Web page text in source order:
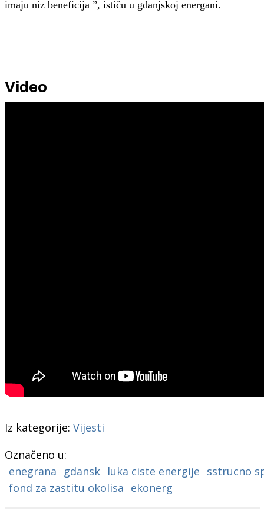
imaju niz beneficija ”, ističu u gdanjskoj energani.
Video
Iz kategorije: Vijesti
Označeno u:
enegrana
gdansk luka ciste energije sstrucno
fond za zastitu okolisa ekonerg